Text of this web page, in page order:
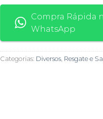
Compra Rápida
WhatsApp
Categorias: Diversos Resgate e